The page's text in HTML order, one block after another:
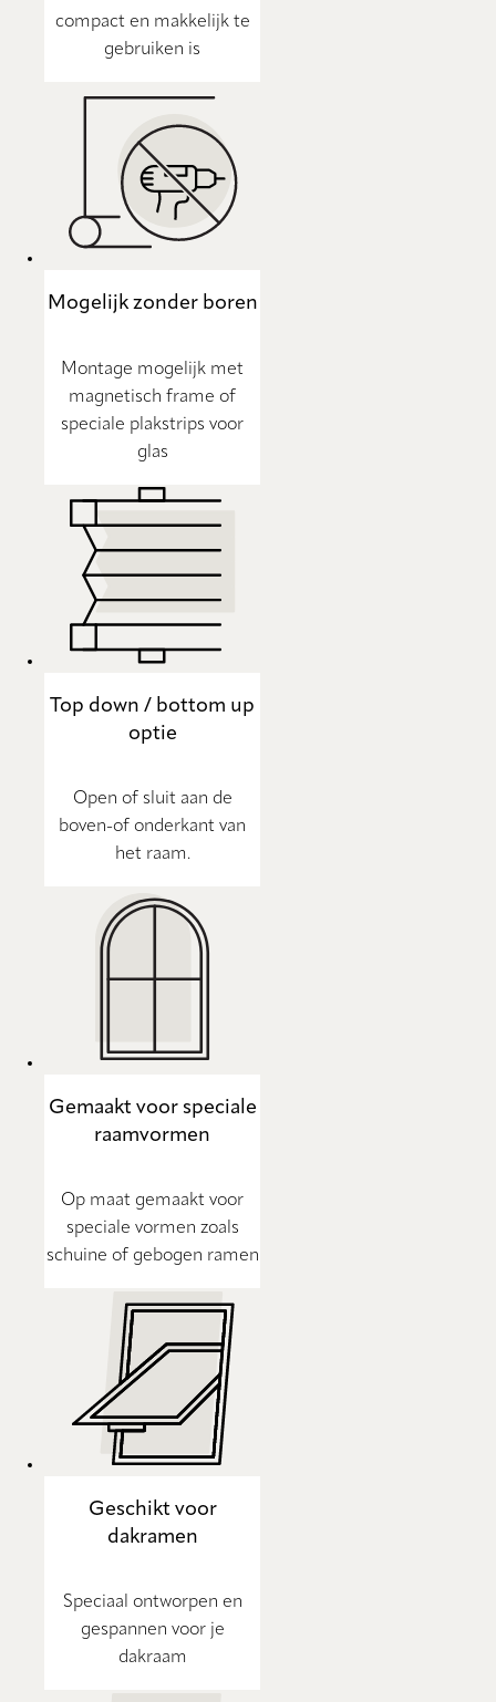
compact en makkelijk te
gebruiken is
Mogelijk zonder boren
Montage mogelijk met
magnetisch frame of
speciale plakstrips voor
glas
Top down / bottom up
optie
Open of sluit aan de
boven-of onderkant van
het raam.
Gemaakt voor speciale
raamvormen
Op maat gemaakt voor
speciale vormen zoals
schuine of gebogen ramen
Geschikt voor
dakramen
Speciaal ontworpen en
gespannen voor je
dakraam